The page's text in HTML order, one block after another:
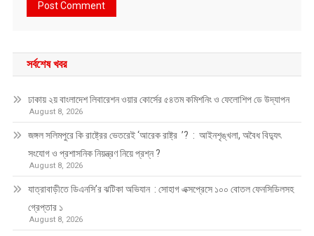
সর্বশেষ খবর
ঢাকায় ২য় বাংলাদেশ লিবারেশন ওয়ার কোর্সের ৫৪তম কমিশনিং ও ফেলোশিপ ডে উদ্‌যাপন
August 8, 2026
জঙ্গল সলিমপুরে কি রাষ্ট্রের ভেতরেই ‘আরেক রাষ্ট্র ’? : আইনশৃঙ্খলা, অবৈধ বিদ্যুৎ
সংযোগ ও প্রশাসনিক নিয়ন্ত্রণ নিয়ে প্রশ্ন ?
August 8, 2026
যাত্রাবাড়ীতে ডিএনসি’র ঝটিকা অভিযান : সোহাগ এক্সপ্রেসে ১০০ বোতল ফেনসিডিলসহ
গ্রেপ্তার ১
August 8, 2026